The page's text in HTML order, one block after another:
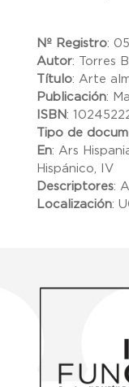
Nº Registro:
Autor:
Torres
Título: Arte
Publicación:
ISBN:
Tipo de
En: Ars
Hispánico, IV
Descriptores:
Localización: